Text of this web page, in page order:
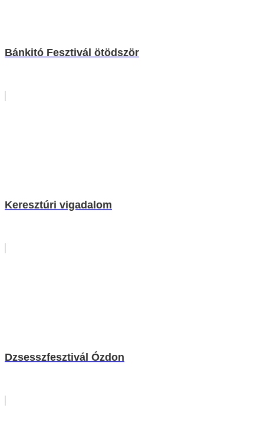
Bánkitó Fesztivál ötödször
Keresztúri vigadalom
Dzsesszfesztivál Ózdon